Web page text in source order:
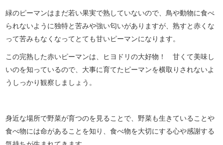
緑のピーマンはまだ若い果実で熟していないので、鳥や動物に食べ
られないように独特と苦みや強い匂いがありますが、熟すと赤くな
って苦みもなくなってとても甘いピーマンになります。
この完熟した赤いピーマンは、ヒヨドリの大好物！ 甘くて美味し
いのを知っているので、大事に育てたピーマンを横取りされないよ
うしっかり観察しましょう。
身近な場所で野菜が育つのを見ることで、野菜も生きていることや
食べ物には命があることを知り、食べ物を大切にする心や感謝する